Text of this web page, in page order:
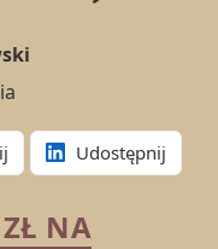
Udostępnij
NA